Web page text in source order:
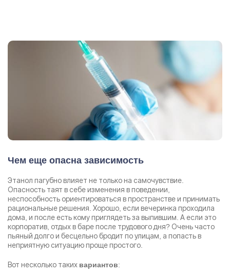
Чем еще опасна зависимость
Этанол пагубно влияет не только на самочувствие.
Опасность таят в себе изменения в поведении,
неспособность ориентироваться в пространстве и принимать
рациональные решения. Хорошо, если вечеринка проходила
дома, и после есть кому приглядеть за выпившим. А если это
корпоратив, отдых в баре после трудового дня? Очень часто
пьяный долго и бесцельно бродит по улицам, а попасть в
неприятную ситуацию проще простого.
Вот несколько таких вариантов: